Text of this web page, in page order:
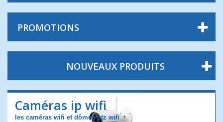
PROMOTIONS
NOUVEAUX PRODUITS
Caméras ip wifi
les caméras wifi et dômes ptz wifi